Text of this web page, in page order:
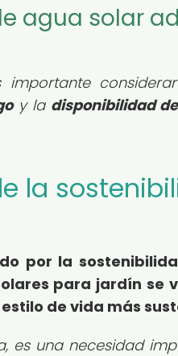
agua solar
importante
y la disponibilidad
la
por la
para jardín se
de vida más
es una necesidad